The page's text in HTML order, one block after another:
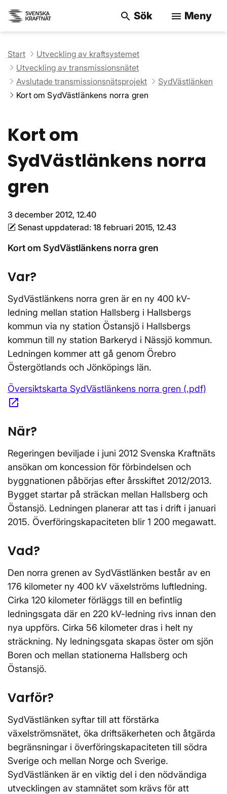
search Sök menu Meny
Start
Utveckling av kraftsystemet
Utveckling av transmissionsnätet
Avslutade transmissionsnätsprojekt
SydVästlänken
Kort om SydVästlänkens norra gren
Kort om
SydVästlänkens norra
gren
3 december 2012, 12.40
Senast uppdaterad: 18 februari 2015, 12.43
Kort om SydVästlänkens norra gren
Var?
SydVästlänkens norra gren är en ny 400 kV-
ledning mellan station Hallsberg i Hallsbergs
kommun via ny station Östansjö i Hallsbergs
kommun till ny station Barkeryd i Nässjö kommun.
Ledningen kommer att gå genom Örebro
Östergötlands och Jönköpings län.
Översiktskarta SydVästlänkens norra gren (.pdf)
open_in_new
När?
Regeringen beviljade i juni 2012 Svenska Kraftnäts
ansökan om koncession för förbindelsen och
byggnationen påbörjas efter årsskiftet 2012/2013.
Bygget startar på sträckan mellan Hallsberg och
Östansjö. Ledningen planerar att tas i drift i januari
2015. Överföringskapaciteten blir 1 200 megawatt.
Vad?
Den norra grenen av SydVästlänken består av en
176 kilometer ny 400 kV växelströms luftledning.
Cirka 120 kilometer förläggs till en befintlig
ledningsgata där en 220 kV-ledning rivs innan den
nya uppförs. Cirka 56 kilometer dras i helt ny
sträckning. Ny ledningsgata skapas öster om sjön
Boren och mellan stationerna Hallsberg och
Östansjö.
Varför?
SydVästlänken syftar till att förstärka
växelströmsnätet, öka driftsäkerheten och åtgärda
begränsningar i överföringskapaciteten till södra
Sverige och mellan Norge och Sverige.
SydVästlänken är en viktig del i den nödvändiga
utvecklingen av stamnätet som krävs för att